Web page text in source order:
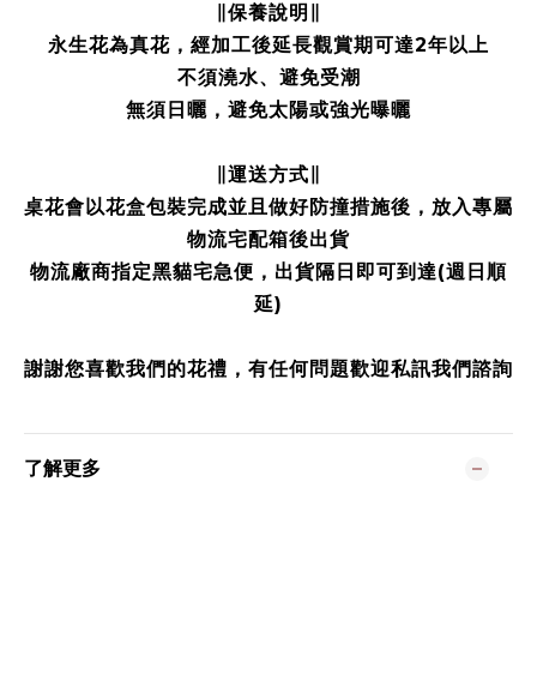
∥保養說明∥
永生花為真花，經加工後延長觀賞期可達2年以上
不須澆水、避免受潮
無須日曬，避免太陽或強光曝曬
∥運送方式∥
桌花會以花盒包裝完成並且做好防撞措施後，放入專屬
物流宅配箱後出貨
物流廠商指定黑貓宅急便，出貨隔日即可到達(週日順
延)
謝謝您喜歡我們的花禮，有任何問題歡迎私訊我們諮詢
了解更多